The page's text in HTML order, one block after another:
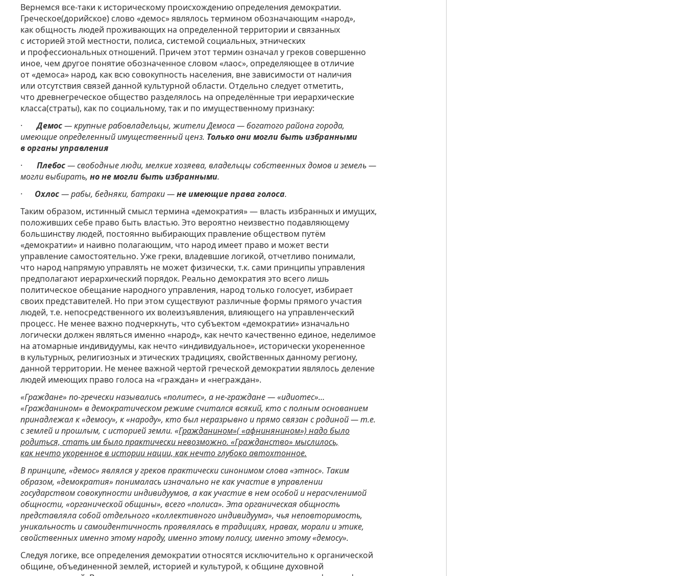
Вернемся все-таки к историческому происхождению определения демократии.
Греческое(дорийское) слово «демос» являлось термином обозначающим «народ»,
как общность людей проживающих на определенной территории и связанных
с историей этой местности, полиса, системой социальных, этнических
и профессиональных отношений. Причем этот термин означал у греков совершенно
иное, чем другое понятие обозначенное словом «лаос», определяющее в отличие
от «демоса» народ, как всю совокупность населения, вне зависимости от наличия
или отсутствия связей данной культурной области. Отдельно следует отметить,
что древнегреческое общество разделялось на определённые три иерархические
класса(страты), как по социальному, так и по имущественному признаку:
·
Демос— крупные рабовладельцы, жители Демоса — богатого района города,
имеющие определенный имущественный ценз. Только они могли быть избранными
в органы управления
·
Плебос— свободные люди, мелкие хозяева, владельцы собственных домов и земель —
могли выбирать, но не могли быть избранными.
·
Охлос— рабы, бедняки, батраки —не имеющие права голоса.
Таким образом, истинный смысл термина «демократия» — власть избранных и имущих,
положивших себе право быть властью. Это вероятно неизвестно подавляющему
большинству людей, постоянно выбирающих правление обществом путём
«демократии» и наивно полагающим, что народ имеет право и может вести
управление самостоятельно. Уже греки, владевшие логикой, отчетливо понимали,
что народ напрямую управлять не может физически, т.к. сами принципы управления
предполагают иерархический порядок. Реально демократия это всего лишь
политическое обещание народного управления, народ только голосует, избирает
своих представителей. Но при этом существуют различные формы прямого участия
людей, т.е. непосредственного их волеизъявления, влияющего на управленческий
процесс. Не менее важно подчеркнуть, что субъектом «демократии» изначально
логически должен являться именно «народ», как нечто качественно единое, неделимое
на атомарные индивидуумы, как нечто «индивидуальное», исторически укорененное
в культурных, религиозных и этических традициях, свойственных данному региону,
данной территории. Не менее важной чертой греческой демократии являлось деление
людей имеющих право голоса на «граждан» и «неграждан».
«Граждане» по-гречески назывались «политес», а не-граждане — «идиотес»…
«Гражданином» в демократическом режиме считался всякий, кто с полным основанием
принадлежал к «демосу», к «народу», кто был неразрывно и прямо связан с родиной — т.е.
с землей и прошлым, с историей земли. «Гражданином»( «афнинянином») надо было
родиться, стать им было практически невозможно. «Гражданство» мыслилось,
как нечто укоренное в истории нации, как нечто глубоко автохтонное.
В принципе, «демос» являлся у греков практически синонимом слова «этнос». Таким
образом, «демократия» понималась изначально не как участие в управлении
государством совокупности индивидуумов, а как участие в нем особой и нерасчленимой
общности, «органической общины», всего «полиса». Эта органическая общность
представляла собой отдельного «коллективного индивидуума», чья неповторимость,
уникальность и самоидентичность проявлялась в традициях, нравах, морали и этике,
свойственных именно этому народу, именно этому полису, именно этому «демосу».
Следуя логике, все определения демократии относятся исключительно к органической
общине, объединенной землей, историей и культурой, к общине духовной